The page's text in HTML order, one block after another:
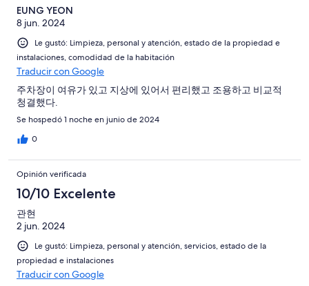
EUNG YEON
8 jun. 2024
Le gustó: Limpieza, personal y atención, estado de la propiedad e
instalaciones, comodidad de la habitación
Traducir con Google
주차장이 여유가 있고 지상에 있어서 편리했고 조용하고 비교적
청결했다.
Se hospedó 1 noche en junio de 2024
0
Opinión verificada
10/10 Excelente
관현
2 jun. 2024
Le gustó: Limpieza, personal y atención, servicios, estado de la
propiedad e instalaciones
Traducir con Google